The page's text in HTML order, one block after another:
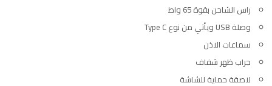
راس الشاحن بقوة 65 واط
وصلة USB ويأتي من نوع Type C
سماعات الاذن
جراب ظهر شفاف
لاصقة حماية للشاشة